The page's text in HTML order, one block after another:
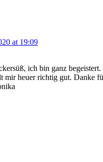
at 19:09
ich bin ganz
mir heuer richtig gut. Danke